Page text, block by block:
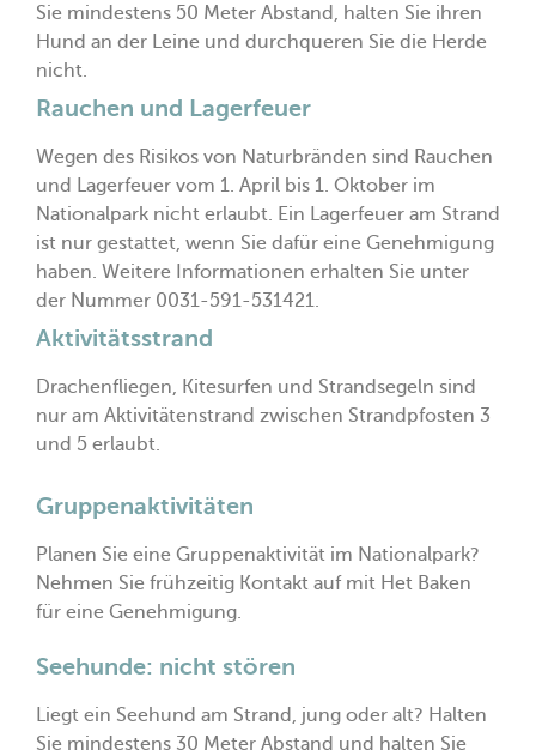
Sie mindestens 50 Meter Abstand, halten Sie ihren
Hund an der Leine und durchqueren Sie die Herde
nicht.
Rauchen und Lagerfeuer
Wegen des Risikos von Naturbränden sind Rauchen
und Lagerfeuer vom 1. April bis 1. Oktober im
Nationalpark nicht erlaubt. Ein Lagerfeuer am Strand
ist nur gestattet, wenn Sie dafür eine Genehmigung
haben. Weitere Informationen erhalten Sie unter
der Nummer 0031-591-531421.
Aktivitätsstrand
Drachenfliegen, Kitesurfen und Strandsegeln sind
nur am Aktivitätenstrand zwischen Strandpfosten 3
und 5 erlaubt.
Gruppenaktivitäten
Planen Sie eine Gruppenaktivität im Nationalpark?
Nehmen Sie frühzeitig Kontakt auf mit Het Baken
für eine Genehmigung.
Seehunde: nicht stören
Liegt ein Seehund am Strand, jung oder alt? Halten
Sie mindestens 30 Meter Abstand und halten Sie